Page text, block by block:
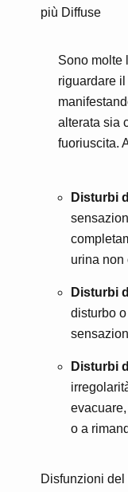
più Diffuse
Sono molte
riguardare
alterata sia
fuoriuscita.
Disturbi
urina non
Disturbi
disturbo
Disturbi
o a
Disfunzioni